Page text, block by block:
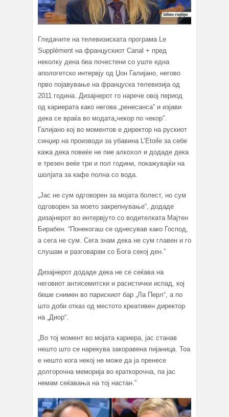
Гледачите на телевизиската програма Le
Supplément на францускиот Canal + пред
неколку дена беа почестени со уште една
апологетско интервју од Џон Галијано, негово
прво појавување на француска телевизија од
2011 година. Дизајнерот го нарече овој период
од кариерата како негова „ренесанса” и изјави
дека се враќа во модата„чекор по чекор”.
Галијано кој во моментов е директор на рускиот
синџир на производи за убавина L’Etoile за себе
кажа дека повеќе не пие алкохол и додаде дека
е трезен веќе три и пол години, покажувајќи на
шолјата за кафе полна со вода.
„Јас не сум одговорен за мојата болест, но сум
одговорен за моето закрепнување“, додаде
дизајнерот во интервјуто со водителката Мајтен
Бирабен. “Понекогаш се однесував како Господ,
а сега не сум. Сега знам дека не сум главен и го
слушам и разговарам со Бога секој ден.”
Дизајнерот додаде дека не се сеќава на
неговиот антисемитски и расистички испад, кој
беше снимен во парискиот бар „Ла Перл“, а по
што доби отказ од местото креативен директор
на „Диор“.
„Во тој момент во мојата кариера, јас станав
нешто што се нарекува закоравена пијаница. Тоа
е нешто кога некој не може да ја пренесе
долгорочна меморија во краткорочна, па јас
немам сеќавања на тој настан.”